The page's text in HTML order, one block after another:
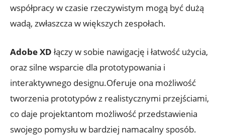
współpracy w‍ czasie rzeczywistym‍ mogą być dużą
‍wadą, zwłaszcza ‌w ⁤większych zespołach.
Adobe XD ‌łączy w sobie nawigację i łatwość użycia,
oraz ‍silne wsparcie dla prototypowania i
interaktywnego‍ designu.Oferuje ⁢ona możliwość
tworzenia prototypów z realistycznymi przejściami,
co daje projektantom możliwość​ przedstawienia
swojego pomysłu w bardziej namacalny ‌sposób.